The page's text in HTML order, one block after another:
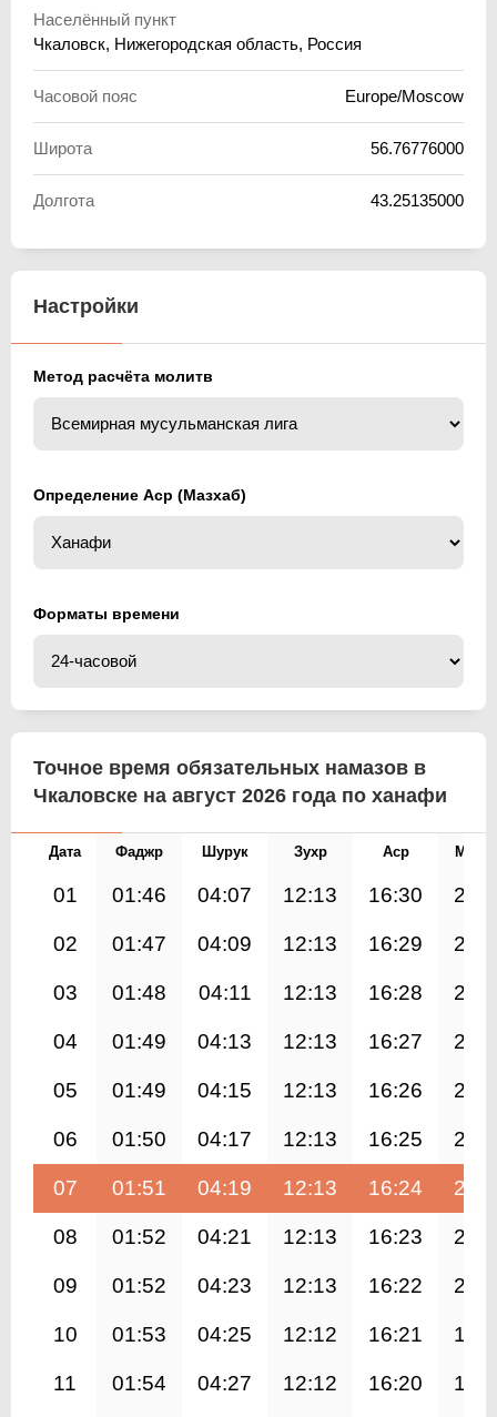
Населённый пункт
Чкаловск, Нижегородская область, Россия
Часовой пояс Europe/Moscow
Широта 56.76776000
Долгота 43.25135000
Настройки
Метод расчёта молитв
Определение Аср (Мазхаб)
Форматы времени
Точное время обязательных намазов в
Чкаловске на август 2026 года по ханафи
Дата Фаджр Шурук Зухр Аср
01 01:46 04:07 12:13 16:30
02 01:47 04:09 12:13 16:29
03 01:48 04:11 12:13 16:28
04 01:49 04:13 12:13 16:27
05 01:49 04:15 12:13 16:26
06 01:50 04:17 12:13 16:25
07 01:51 04:19 12:13 16:24
08 01:52 04:21 12:13 16:23
09 01:52 04:23 12:13 16:22
10 01:53 04:25 12:12 16:21
11 01:54 04:27 12:12 16:20